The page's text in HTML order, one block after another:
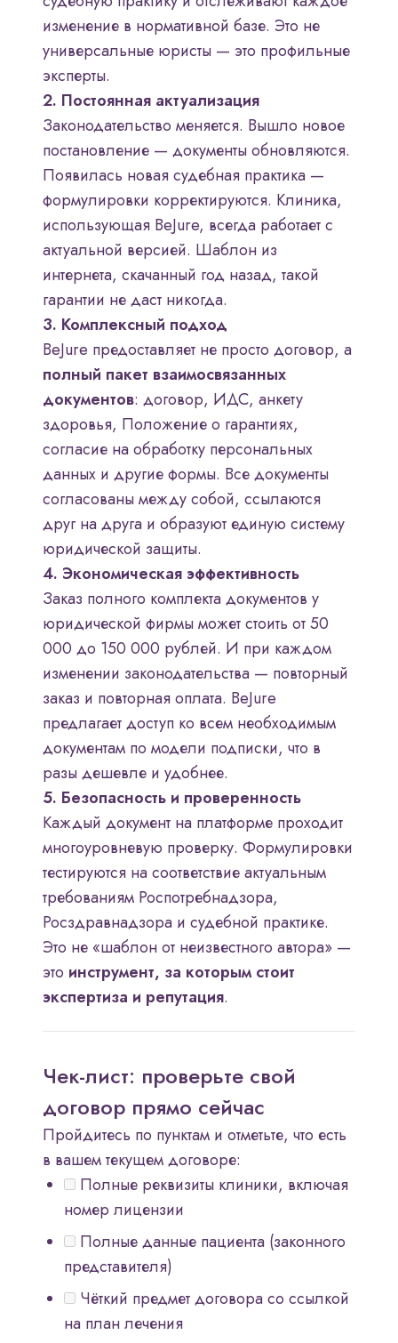
изменение в нормативной базе. Это не
универсальные юристы — это профильные
эксперты.
2. Постоянная актуализация
Законодательство меняется. Вышло новое
постановление — документы обновляются.
Появилась новая судебная практика —
формулировки корректируются. Клиника,
использующая BeJure, всегда работает с
актуальной версией. Шаблон из
интернета, скачанный год назад, такой
гарантии не даст никогда.
3. Комплексный подход
BeJure предоставляет не просто договор, а
полный пакет взаимосвязанных
документов: договор, ИДС, анкету
здоровья, Положение о гарантиях,
согласие на обработку персональных
данных и другие формы. Все документы
согласованы между собой, ссылаются
друг на друга и образуют единую систему
юридической защиты.
4. Экономическая эффективность
Заказ полного комплекта документов у
юридической фирмы может стоить от 50
000 до 150 000 рублей. И при каждом
изменении законодательства — повторный
заказ и повторная оплата. BeJure
предлагает доступ ко всем необходимым
документам по модели подписки, что в
разы дешевле и удобнее.
5. Безопасность и проверенность
Каждый документ на платформе проходит
многоуровневую проверку. Формулировки
тестируются на соответствие актуальным
требованиям Роспотребнадзора,
Росздравнадзора и судебной практике.
Это не «шаблон от неизвестного автора» —
это инструмент, за которым стоит
экспертиза и репутация.
Чек-лист: проверьте свой
договор прямо сейчас
Пройдитесь по пунктам и отметьте, что есть
в вашем текущем договоре:
Полные реквизиты клиники, включая
номер лицензии
Полные данные пациента (законного
представителя)
Чёткий предмет договора со ссылкой
на план лечения